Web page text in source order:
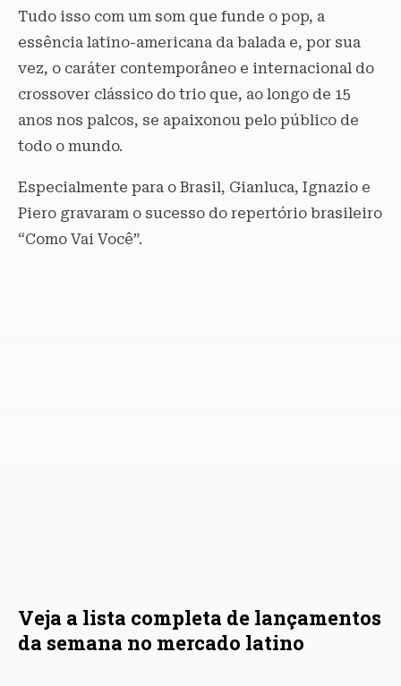
Tudo isso com um som que funde o pop, a
essência latino-americana da balada e, por sua
vez, o caráter contemporâneo e internacional do
crossover clássico do trio que, ao longo de 15
anos nos palcos, se apaixonou pelo público de
todo o mundo.
Especialmente para o Brasil, Gianluca, Ignazio e
Piero gravaram o sucesso do repertório brasileiro
“Como Vai Você”.
Veja a lista completa de lançamentos
da semana no mercado latino